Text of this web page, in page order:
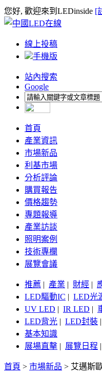
您好, 歡迎來到LEDinside [
線上投稿
手機版
站內搜索
Google
首頁
產業資訊
市場新品
利基市場
分析評論
購買報告
價格趨勢
專題報導
產業訪談
照明案例
技術專欄
展覽會議
推薦 | 產業 | 財經 |
LED驅動IC | LED光
UV LED | IR LED |
LED背光 | LED封裝 |
基本知識
展場直擊 | 展覽日程 |
首頁 > 市場新品 > 艾邁斯